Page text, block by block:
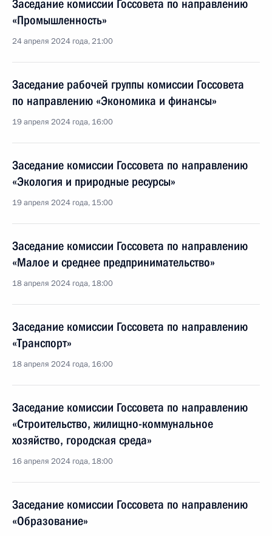
Заседание комиссии Госсовета по направлению
«Промышленность»
24 апреля 2024 года, 21:00
Заседание рабочей группы комиссии Госсовета
по направлению «Экономика и финансы»
19 апреля 2024 года, 16:00
Заседание комиссии Госсовета по направлению
«Экология и природные ресурсы»
19 апреля 2024 года, 15:00
Заседание комиссии Госсовета по направлению
«Малое и среднее предпринимательство»
18 апреля 2024 года, 18:00
Заседание комиссии Госсовета по направлению
«Транспорт»
18 апреля 2024 года, 16:00
Заседание комиссии Госсовета по направлению
«Строительство, жилищно-коммунальное
хозяйство, городская среда»
16 апреля 2024 года, 18:00
Заседание комиссии Госсовета по направлению
«Образование»